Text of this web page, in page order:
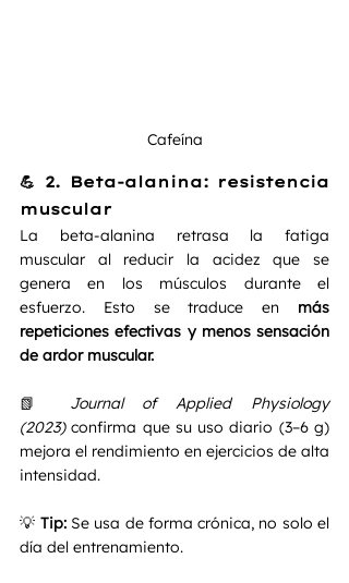
Cafeína
💪 2. Beta-alanina: resistencia
muscular
La beta-alanina retrasa la fatiga
muscular al reducir la acidez que se
genera en los músculos durante el
esfuerzo. Esto se traduce en más
repeticiones efectivas y menos sensación
de ardor muscular.
📗 Journal of Applied Physiology
(2023) confirma que su uso diario (3–6 g)
mejora el rendimiento en ejercicios de alta
intensidad.
💡 Tip: Se usa de forma crónica, no solo el
día del entrenamiento.